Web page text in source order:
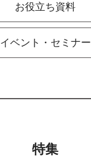
お役立ち資料
イベント・セミナー
特集